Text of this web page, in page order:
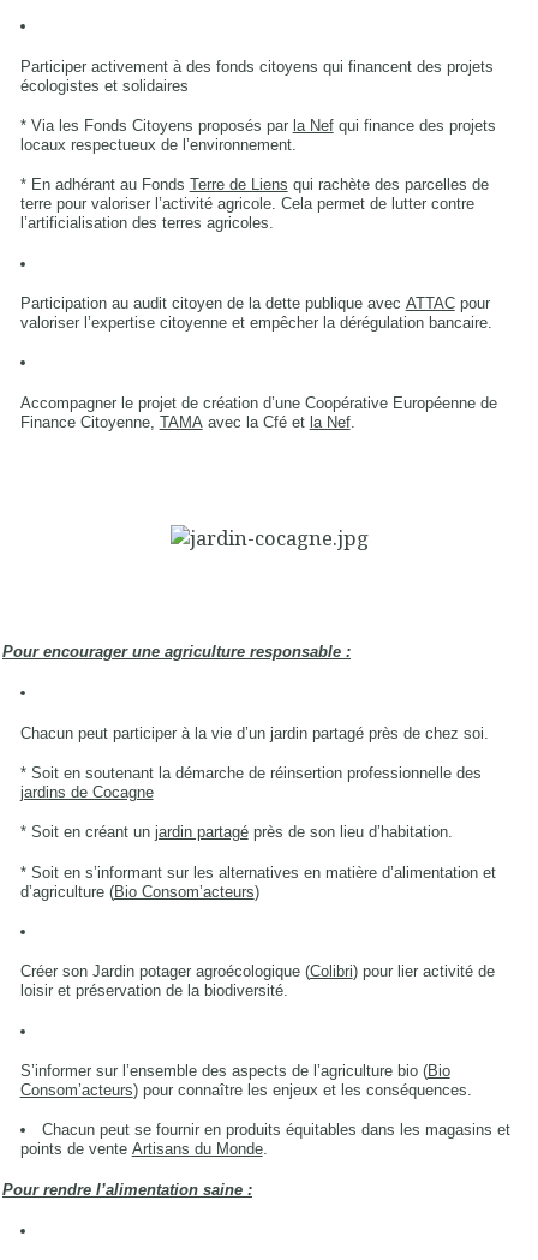
Participer activement à des fonds citoyens qui financent des projets
écologistes et solidaires
* Via les Fonds Citoyens proposés par la Nefqui finance des projets
locaux respectueux de l’environnement.
* En adhérant au Fonds Terre de Liens qui rachète des parcelles de
terre pour valoriser l’activité agricole. Cela permet de lutter contre
l’artificialisation des terres agricoles.
Participation au audit citoyen de la dette publique avec ATTACpour
valoriser l’expertise citoyenne et empêcher la dérégulation bancaire.
Accompagner le projet de création d’une Coopérative Européenne de
Finance Citoyenne, TAMA avec la Cfé et la Nef.
Pour encourager une agriculture responsable :
Chacun peut participer à la vie d’un jardin partagé près de chez soi.
* Soit en soutenant la démarche de réinsertion professionnelle des
jardins de Cocagne
* Soit en créant un jardin partagéprès de son lieu d’habitation.
* Soit en s’informant sur les alternatives en matière d’alimentation et
d’agriculture (Bio Consom’acteurs)
Créer son Jardin potager agroécologique (Colibri) pour lier activité de
loisir et préservation de la biodiversité.
S’informer sur l’ensemble des aspects de l’agriculture bio (Bio
Consom’acteurs) pour connaître les enjeux et les conséquences.
Chacun peut se fournir en produits équitables dans les magasins et
points de vente Artisans du Monde.
Pour rendre l’alimentation saine :